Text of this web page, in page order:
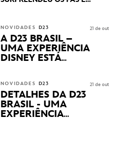
APRESENTAÇÕES E
PRODUTOS EXCLUSIVOS
NO TRANSAMÉRICA EXPO
CENTER EM SÃO PAULO
NOVIDADES D23
A D23 BRASIL –
UMA EXPERIÊNCIA
DISNEY ESTÁ
21 de out
NOVIDADES D23
DETALHES DA D23
BRASIL - UMA
EXPERIÊNCIA
21 de out